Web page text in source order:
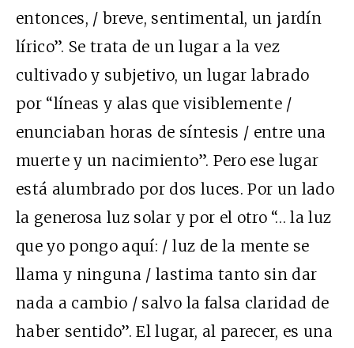
entonces, / breve, sentimental, un jardín
lírico”. Se trata de un lugar a la vez
cultivado y subjetivo, un lugar labrado
por “líneas y alas que visiblemente /
enunciaban horas de síntesis / entre una
muerte y un nacimiento”. Pero ese lugar
está alumbrado por dos luces. Por un lado
la generosa luz solar y por el otro “… la luz
que yo pongo aquí: / luz de la mente se
llama y ninguna / lastima tanto sin dar
nada a cambio / salvo la falsa claridad de
haber sentido”. El lugar, al parecer, es una